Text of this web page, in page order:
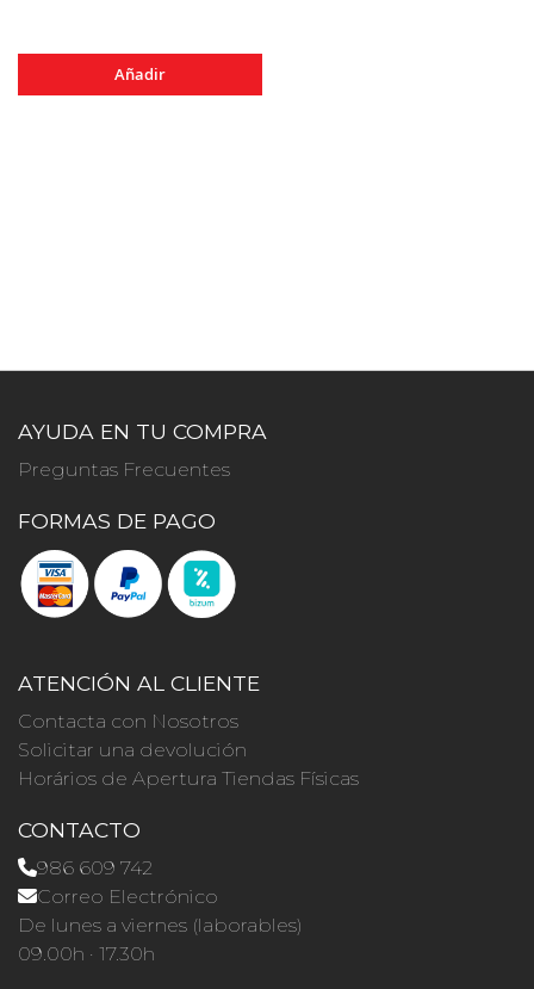
Añadir
AYUDA EN TU COMPRA
Preguntas Frecuentes
FORMAS DE PAGO
ATENCIÓN AL CLIENTE
Contacta con Nosotros
Solicitar una devolución
Horários de Apertura Tiendas Físicas
CONTACTO
986 609 742
Correo Electrónico
De lunes a viernes (laborables)
09.00h · 17.30h